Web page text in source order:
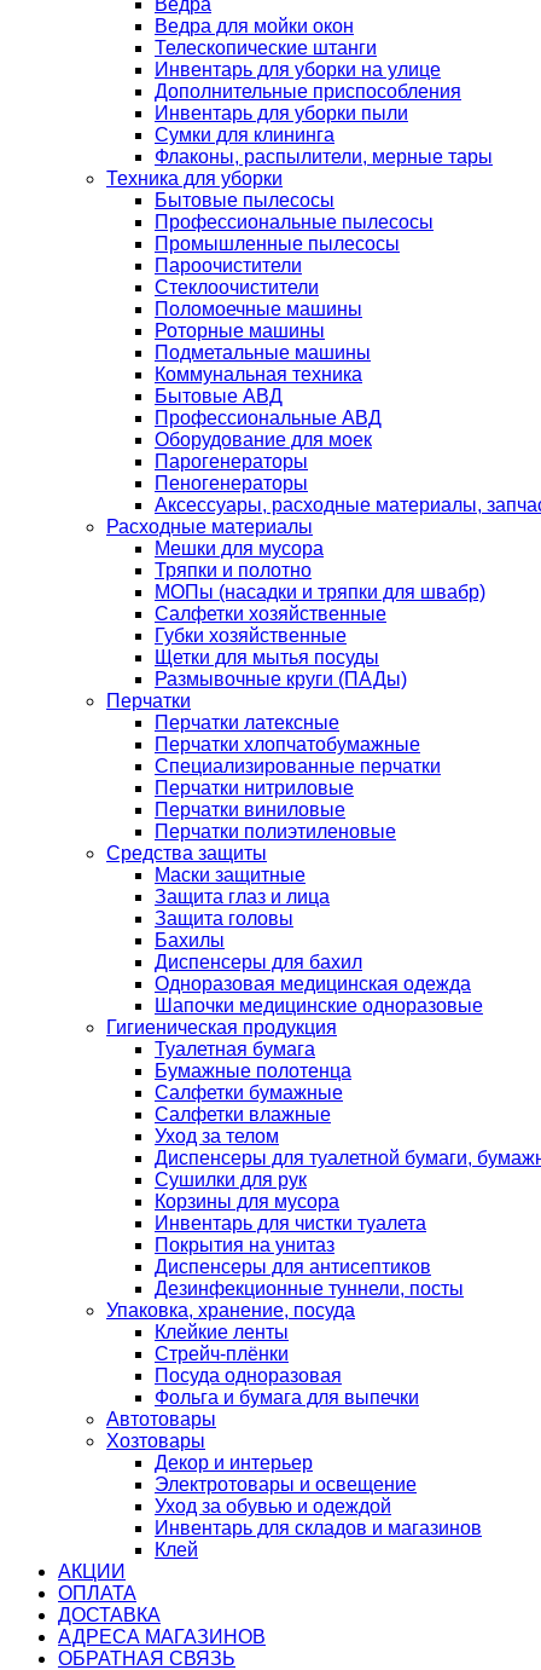
Ведра для мойки окон
Телескопические штанги
Инвентарь для уборки на улице
Дополнительные приспособления
Инвентарь для уборки пыли
Сумки для клининга
Флаконы, распылители, мерные тары
Техника для уборки
Бытовые пылесосы
Профессиональные пылесосы
Промышленные пылесосы
Пароочистители
Стеклоочистители
Поломоечные машины
Роторные машины
Подметальные машины
Коммунальная техника
Бытовые АВД
Профессиональные АВД
Оборудование для моек
Парогенераторы
Пеногенераторы
Аксессуары, расходные материалы,
Расходные материалы
Мешки для мусора
Тряпки и полотно
МОПы (насадки и тряпки для швабр)
Салфетки хозяйственные
Губки хозяйственные
Щетки для мытья посуды
Размывочные круги (ПАДы)
Перчатки
Перчатки латексные
Перчатки хлопчатобумажные
Специализированные перчатки
Перчатки нитриловые
Перчатки виниловые
Перчатки полиэтиленовые
Средства защиты
Маски защитные
Защита глаз и лица
Защита головы
Бахилы
Диспенсеры для бахил
Одноразовая медицинская одежда
Шапочки медицинские одноразовые
Гигиеническая продукция
Туалетная бумага
Бумажные полотенца
Салфетки бумажные
Салфетки влажные
Уход за телом
Диспенсеры для туалетной бумаги,
Сушилки для рук
Корзины для мусора
Инвентарь для чистки туалета
Покрытия на унитаз
Диспенсеры для антисептиков
Дезинфекционные туннели, посты
Упаковка, хранение, посуда
Клейкие ленты
Стрейч-плёнки
Посуда одноразовая
Фольга и бумага для выпечки
Автотовары
Хозтовары
Декор и интерьер
Электротовары и освещение
Уход за обувью и одеждой
Инвентарь для складов и магазинов
Клей
АКЦИИ
ОПЛАТА
ДОСТАВКА
АДРЕСА МАГАЗИНОВ
ОБРАТНАЯ СВЯЗЬ